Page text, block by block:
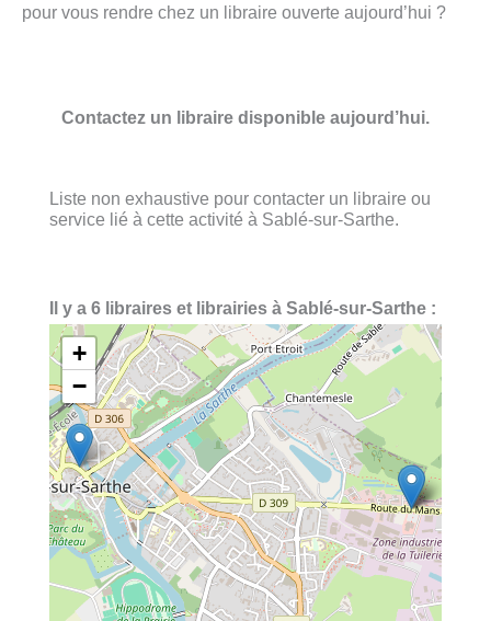
pour vous rendre chez un libraire ouverte aujourd’hui ?
Contactez un libraire disponible aujourd’hui.
Liste non exhaustive pour contacter un libraire ou
service lié à cette activité à Sablé-sur-Sarthe.
Il y a 6 libraires et librairies à Sablé-sur-Sarthe :
+
−